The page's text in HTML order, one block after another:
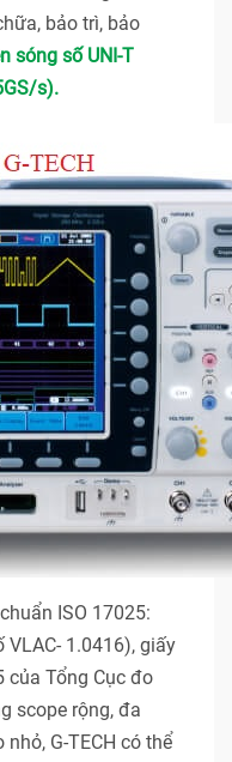
bảo trì, bảo
sóng số UNI-T
s).
ISO 17025:
VLAC- 1.0416), giấy
của Tổng Cục đo
scope rộng, đa
G-TECH có thể